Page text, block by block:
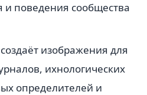
и поведения сообщества
изображения для
ихнологических
определителей и